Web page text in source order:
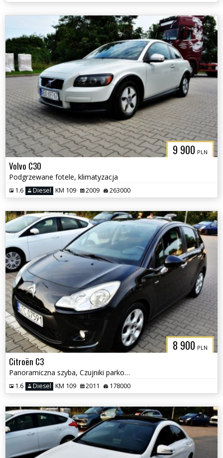
9 900 PLN
Volvo C30
Podgrzewane fotele, klimatyzacja
1.6 Diesel KM 109 2009 263000
8 900 PLN
Citroën C3
Panoramiczna szyba, Czujniki parkowania, Klimatyzacja
1.6 Diesel KM 109 2011 178000